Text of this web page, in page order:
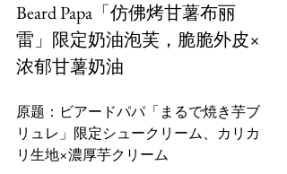
Beard Papa「仿佛烤甘薯布丽
雷」限定奶油泡芙，脆脆外皮×
浓郁甘薯奶油
原题：ビアードパパ「まるで焼き芋ブ
リュレ」限定シュークリーム、カリカ